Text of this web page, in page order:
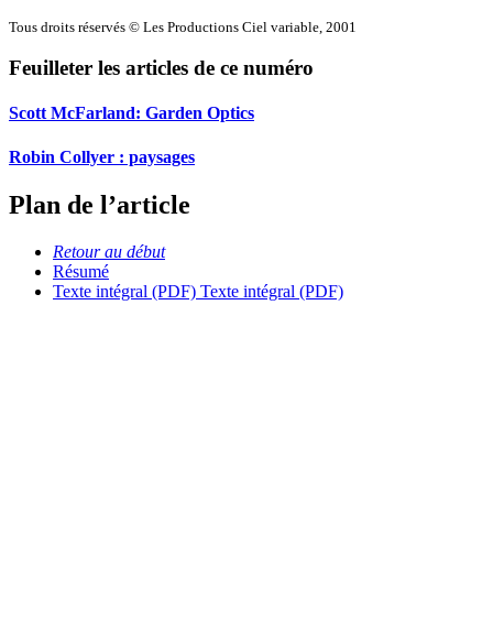
Tous droits réservés © Les Productions Ciel variable, 2001
Feuilleter les articles de ce numéro
Scott McFarland: Garden Optics
Robin Collyer : paysages
Plan de l’article
Retour au début
Résumé
Texte intégral (PDF) Texte intégral (PDF)